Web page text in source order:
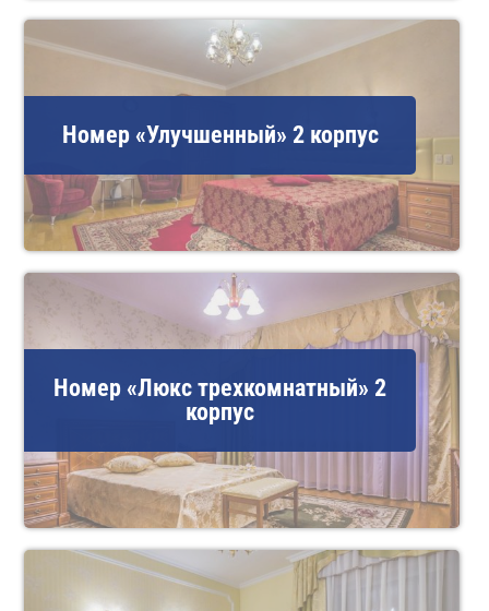
Номер «Улучшенный» 2 корпус
Номер «Люкс трехкомнатный» 2
корпус